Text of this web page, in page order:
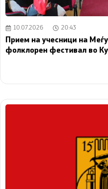
10.07.2026 20:43
Прием на учесници на
фолклорен фестивал во